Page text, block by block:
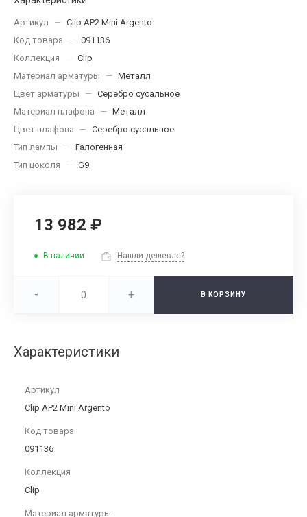
Артикул — Clip AP2 Mini Argento
Код товара
— 091136
Коллекция
— Clip
Материал арматуры
— Металл
Цвет арматуры
— Серебро сусальное
Материал плафона
— Металл
Цвет плафона
— Серебро сусальное
Тип лампы
— Галогенная
Тип цоколя
— G9
13 982 ₽
В наличии Нашли дешевле?
- + В КОРЗИНУ
Характеристики
Артикул
Clip AP2 Mini Argento
Код товара
091136
Коллекция
Clip
Материал арматуры